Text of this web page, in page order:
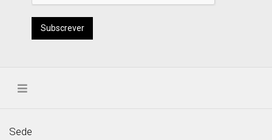
Subscrever
Sede